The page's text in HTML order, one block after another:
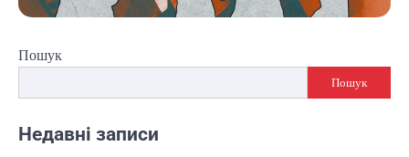
Пошук
Пошук
Недавні записи